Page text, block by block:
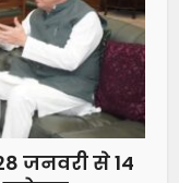
जनवरी से 14